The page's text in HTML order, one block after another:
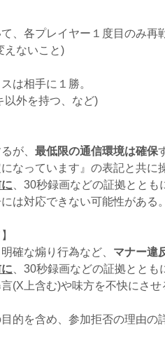
、各プレイヤー１度目のみ再
えないこと)
は相手に１勝。
外を持つ、など)
が、 最低限の通信環境は確保
になっています』の表記と共に
、30秒録画などの証拠ととも
は対応できない可能性がある。
確な煽り行為など、 マナー違
、30秒録画などの証拠ととも
(X上含む)や味方を不快にさ
的を含め、参加拒否の理由の